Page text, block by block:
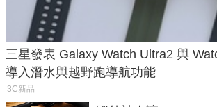
三星發表 Galaxy Watch Ultra2 與
導入潛水與越野跑導航功能
3C新品